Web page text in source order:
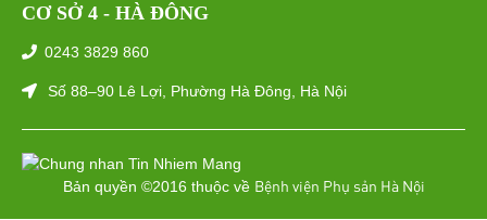
CƠ SỞ 4 - HÀ ĐÔNG
0243 3829 860
Số 88–90 Lê Lợi, Phường Hà Đông, Hà Nội
Bản quyền ©2016 thuộc về Bệnh viện Phụ sản Hà Nội